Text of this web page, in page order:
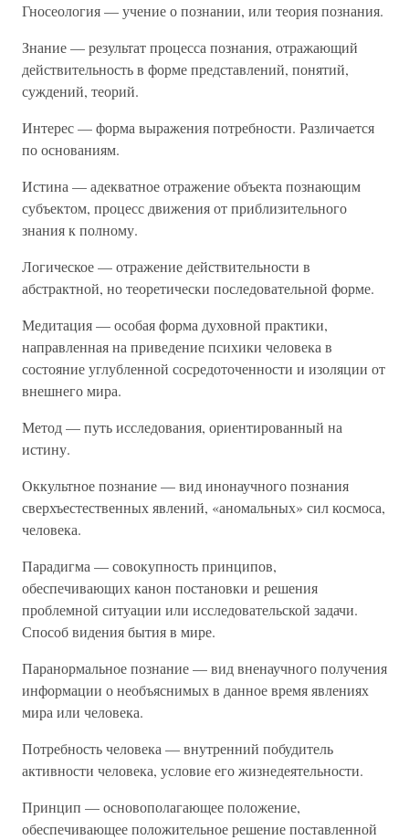
Гносеология — учение о познании, или теория познания.
Знание — результат процесса познания, отражающий
действительность в форме представлений, понятий,
суждений, теорий.
Интерес — форма выражения потребности. Различается
по основаниям.
Истина — адекватное отражение объекта познающим
субъектом, процесс движения от приблизительного
знания к полному.
Логическое — отражение действительности в
абстрактной, но теоретически последовательной форме.
Медитация — особая форма духовной практики,
направленная на приведение психики человека в
состояние углубленной сосредоточенности и изоляции от
внешнего мира.
Метод — путь исследования, ориентированный на
истину.
Оккультное познание — вид инонаучного познания
сверхъестественных явлений, «аномальных» сил космоса,
человека.
Парадигма — совокупность принципов,
обеспечивающих канон постановки и решения
проблемной ситуации или исследовательской задачи.
Способ видения бытия в мире.
Паранормальное познание — вид вненаучного получения
информации о необъяснимых в данное время явлениях
мира или человека.
Потребность человека — внутренний побудитель
активности человека, условие его жизнедеятельности.
Принцип — основополагающее положение,
обеспечивающее положительное решение поставленной